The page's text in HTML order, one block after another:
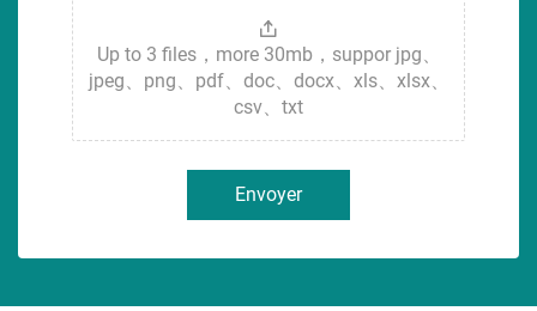
Up to 3 files，more 30mb，suppor jpg、
jpeg、png、pdf、doc、docx、xls、xlsx、
csv、txt
Envoyer